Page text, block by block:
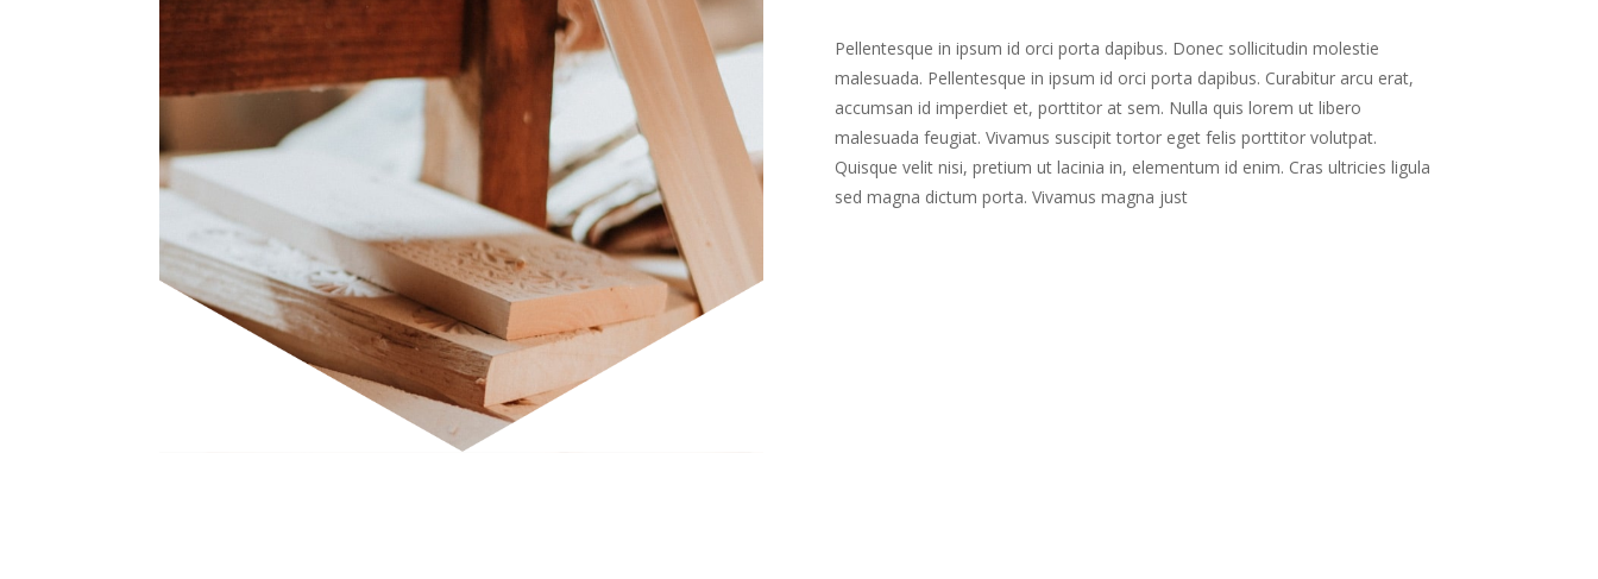
Pellentesque in ipsum id orci porta dapibus. Donec sollicitudin molestie
malesuada. Pellentesque in ipsum id orci porta dapibus. Curabitur arcu erat,
accumsan id imperdiet et, porttitor at sem. Nulla quis lorem ut libero
malesuada feugiat. Vivamus suscipit tortor eget felis porttitor volutpat.
Quisque velit nisi, pretium ut lacinia in, elementum id enim. Cras ultricies ligula
sed magna dictum porta. Vivamus magna just